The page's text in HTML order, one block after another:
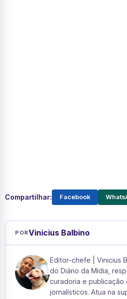
Compartilhar: Facebook
PORVinicius Balbino
Editor-chefe | Vinicius
do Diário da Mídia,
curadoria e publicação
jornalísticos. Atua na